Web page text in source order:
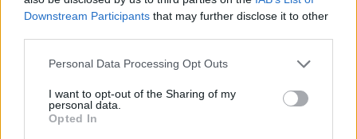
Downstream Participants that may further disclose it to other
Personal Data Processing Opt Outs
I want to opt-out of the Sharing of my
personal data.
Opted In
tartozik, melynek olvasása előfizetéses
regisztrációhoz kötött.
Az előfizetés a következőket tartalmazza:
Portfolio.hu teljes cikkarchívum
Kötéslisták: BÉT elmúlt 2 év napon belüli
kötéslistái